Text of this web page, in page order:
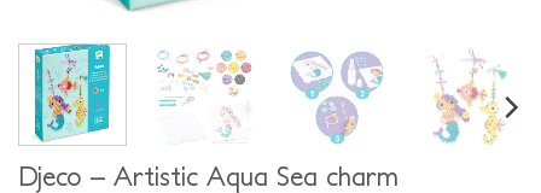
Djeco – Artistic Aqua Sea charm